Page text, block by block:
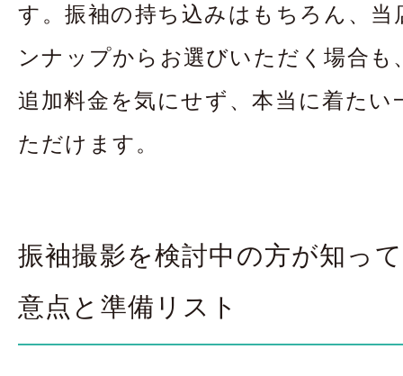
す。振袖の持ち込みはもちろん、当
ンナップからお選びいただく場合
追加料金を気にせず、本当に着たい
ただけます。
振袖撮影を検討中の方が知っ
意点と準備リスト